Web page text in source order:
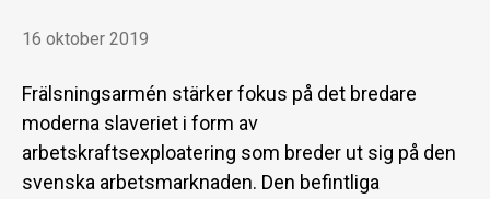
16 oktober 2019
Frälsningsarmén stärker fokus på det bredare
moderna slaveriet i form av
arbetskraftsexploatering som breder ut sig på den
svenska arbetsmarknaden. Den befintliga